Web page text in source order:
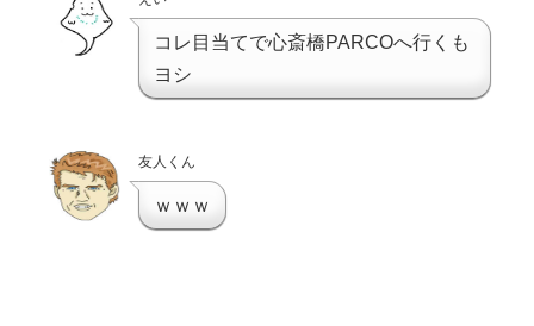
コレ目当てで心斎橋PARCOへ行くも
ヨシ
友人くん
ｗｗｗ